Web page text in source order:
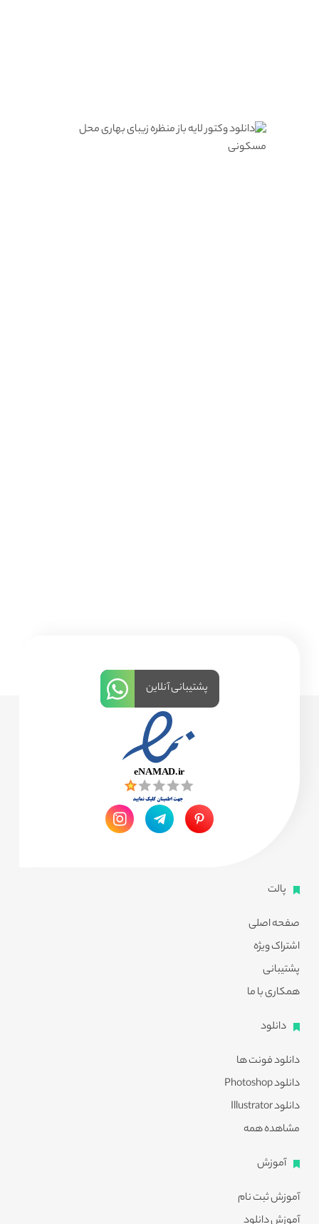
پالت
صفحه اصلی
اشتراک ویژه
پشتیبانی
همکاری با ما
دانلود
دانلود فونت ها
دانلود Photoshop
دانلود Illustrator
مشاهده همه
آموزش
آموزش ثبت نام
پشتیبانی آنلاین